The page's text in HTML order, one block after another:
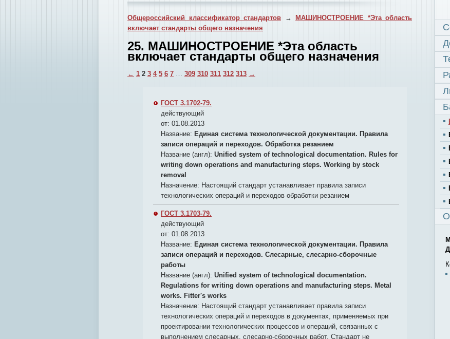
Общероссийский классификатор стандартов →
МАШИНОСТРОЕНИЕ *Эта область
включает стандарты общего назначения
25. МАШИНОСТРОЕНИЕ *Эта область
включает стандарты общего назначения
← 1 2 3 4 5 6 7 … 309 310 311 312 313 →
ГОСТ 3.1702-79.
действующий
от: 01.08.2013
Название: Единая система технологической документации. Правила
записи операций и переходов. Обработка резанием
Название (англ): Unified system of technological documentation. Rules for
writing down operations and manufacturing steps. Working by stock
removal
Назначение: Настоящий стандарт устанавливает правила записи
технологических операций и переходов обработки резанием
ГОСТ 3.1703-79.
действующий
от: 01.08.2013
Название: Единая система технологической документации. Правила
записи операций и переходов. Слесарные, слесарно-сборочные
работы
Название (англ): Unified system of technological documentation.
Regulations for writing down operations and manufacturing steps. Metal
works. Fitter's works
Назначение: Настоящий стандарт устанавливает правила записи
технологических операций и переходов в документах, применяемых при
проектировании технологических процессов и операций, связанных с
выполнением слесарных, слесарно-сборочных работ. Стандарт не